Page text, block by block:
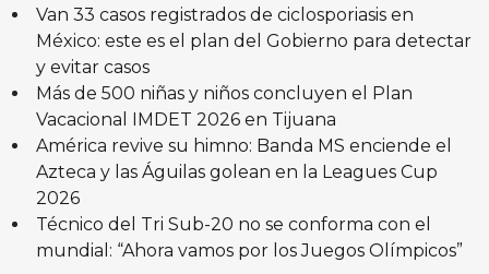
Van 33 casos registrados de ciclosporiasis en
México: este es el plan del Gobierno para detectar
y evitar casos
Más de 500 niñas y niños concluyen el Plan
Vacacional IMDET 2026 en Tijuana
América revive su himno: Banda MS enciende el
Azteca y las Águilas golean en la Leagues Cup
2026
Técnico del Tri Sub-20 no se conforma con el
mundial: “Ahora vamos por los Juegos Olímpicos”